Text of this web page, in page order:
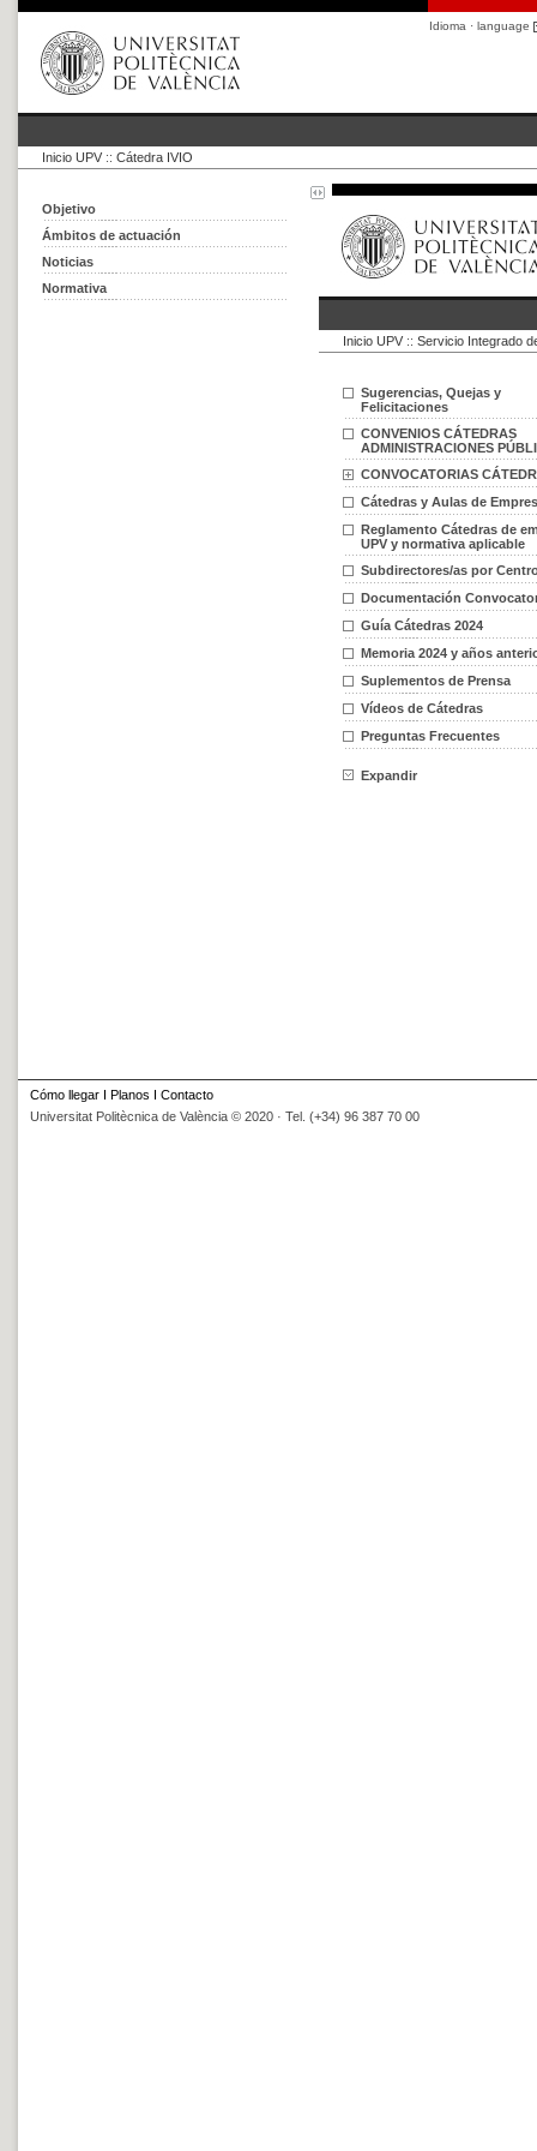
Idioma · language
Inicio UPV :: Cátedra IVIO
Objetivo
Ámbitos de actuación
Noticias
Normativa
Cómo llegar I Planos I Contacto
Universitat Politècnica de València © 2020 · Tel. (+34) 96 387 70 00